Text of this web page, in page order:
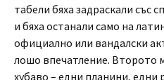
табели бяха задраскали със
и бяха останали само на
официално или вандалски
лошо впечатление. Второто
хубаво – едни планини, едни